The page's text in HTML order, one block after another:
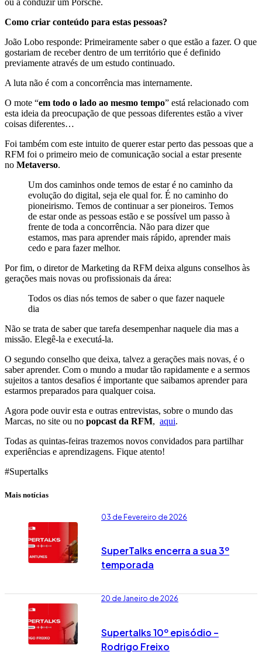
ou a conduzir um Porsche.
Como criar conteúdo para estas pessoas?
João Lobo responde: Primeiramente saber o que estão a fazer. O que
gostariam de receber dentro de um território que é definido
previamente através de um estudo continuado.
A luta não é com a concorrência mas internamente.
O mote “em todo o lado ao mesmo tempo” está relacionado com
esta ideia da preocupação de que pessoas diferentes estão a viver
coisas diferentes…
Foi também com este intuito de querer estar perto das pessoas que a
RFM foi o primeiro meio de comunicação social a estar presente
no Metaverso.
Um dos caminhos onde temos de estar é no caminho da
evolução do digital, seja ele qual for. É no caminho do
pioneirismo. Temos de continuar a ser pioneiros. Temos
de estar onde as pessoas estão e se possível um passo à
frente de toda a concorrência. Não para dizer que
estamos, mas para aprender mais rápido, aprender mais
cedo e para fazer melhor.
Por fim, o diretor de Marketing da RFM deixa alguns conselhos às
gerações mais novas ou profissionais da área:
Todos os dias nós temos de saber o que fazer naquele
dia
Não se trata de saber que tarefa desempenhar naquele dia mas a
missão. Elegê-la e executá-la.
O segundo conselho que deixa, talvez a gerações mais novas, é o
saber aprender. Com o mundo a mudar tão rapidamente e a sermos
sujeitos a tantos desafios é importante que saibamos aprender para
estarmos preparados para qualquer coisa.
Agora pode ouvir esta e outras entrevistas, sobre o mundo das
Marcas, no site ou no popcast da RFM, aqui.
Todas as quintas-feiras trazemos novos convidados para partilhar
experiências e aprendizagens. Fique atento!
#Supertalks
Mais notícias
03 de Fevereiro de 2026
SuperTalks encerra a sua 3º
temporada
20 de Janeiro de 2026
Supertalks 10º episódio –
Rodrigo Freixo